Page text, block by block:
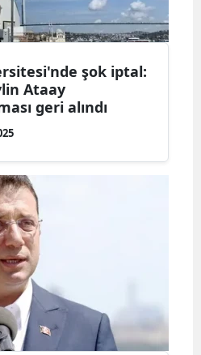
şok iptal:
Ataay
geri alındı